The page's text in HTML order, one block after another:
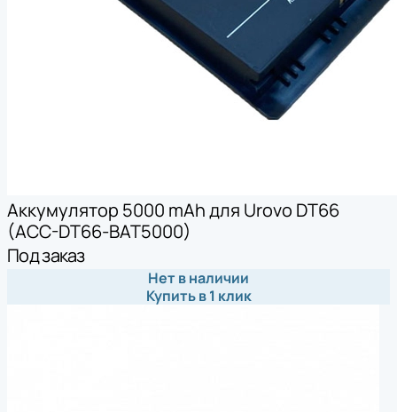
Аккумулятор 5000 mAh для Urovo DT66
(ACC-DT66-BAT5000)
Под заказ
Нет в наличии
Купить в 1 клик